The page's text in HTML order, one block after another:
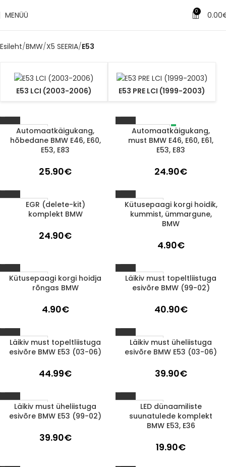
MENÜÜ 0 0.00
Esileht BMW X5 SEERIA E53
E53 LCI (2003-2006) E53 PRE LCI (1999-2003)
1-3 D.D.
Automaatkäigukang,
hõbedane BMW E46, E60,
E53, E83
25.90€
LÄBIMÜÜDUD
Automaatkäigukang,
must BMW E46, E60, E61,
E53, E83
24.90€
1-3 D.D.
EGR (delete-kit)
komplekt BMW
24.90€
1-3 D.D.
Kütusepaagi korgi hoidik,
kummist, ümmargune,
BMW
4.90€
1-3 D.D.
Kütusepaagi korgi hoidja
rõngas BMW
4.90€
1-3 D.D.
Läikiv must topeltliistuga
esivõre BMW (99-02)
40.90€
1-3 D.D.
Läikiv must topeltliistuga
esivõre BMW E53 (03-06)
44.99€
1-3 D.D.
Läikiv must üheliistuga
esivõre BMW E53 (03-06)
39.90€
1-3 D.D.
Läikiv must üheliistuga
esivõre BMW E53 (99-02)
39.90€
1-3 D.D.
LED dünaamiliste
suunatulede komplekt
BMW E53, E36
19.90€